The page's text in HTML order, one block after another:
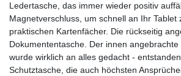
Ledertasche, das immer wieder positiv
Magnetverschluss, um schnell an Ihr Tablet
praktischen Kartenfächer. Die rückseitig
Dokumententasche. Der innen
wurde wirklich an alles gedacht -
Schutztasche, die auch höchsten